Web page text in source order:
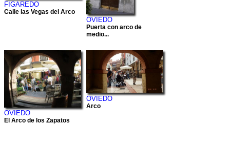
FIGAREDO
Calle las Vegas del Arco
OVIEDO
Puerta con arco de
medio...
OVIEDO
El Arco de los Zapatos
OVIEDO
Arco